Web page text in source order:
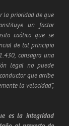
la prioridad de que
un factor
caótico que se
de tal principio
consagra una
legal no puede
que arribe
la velocidad”,
es la integridad